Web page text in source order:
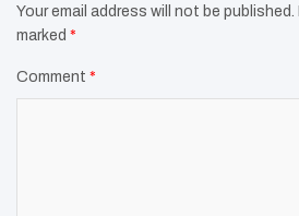
Your email address will not be published.
marked *
Comment *